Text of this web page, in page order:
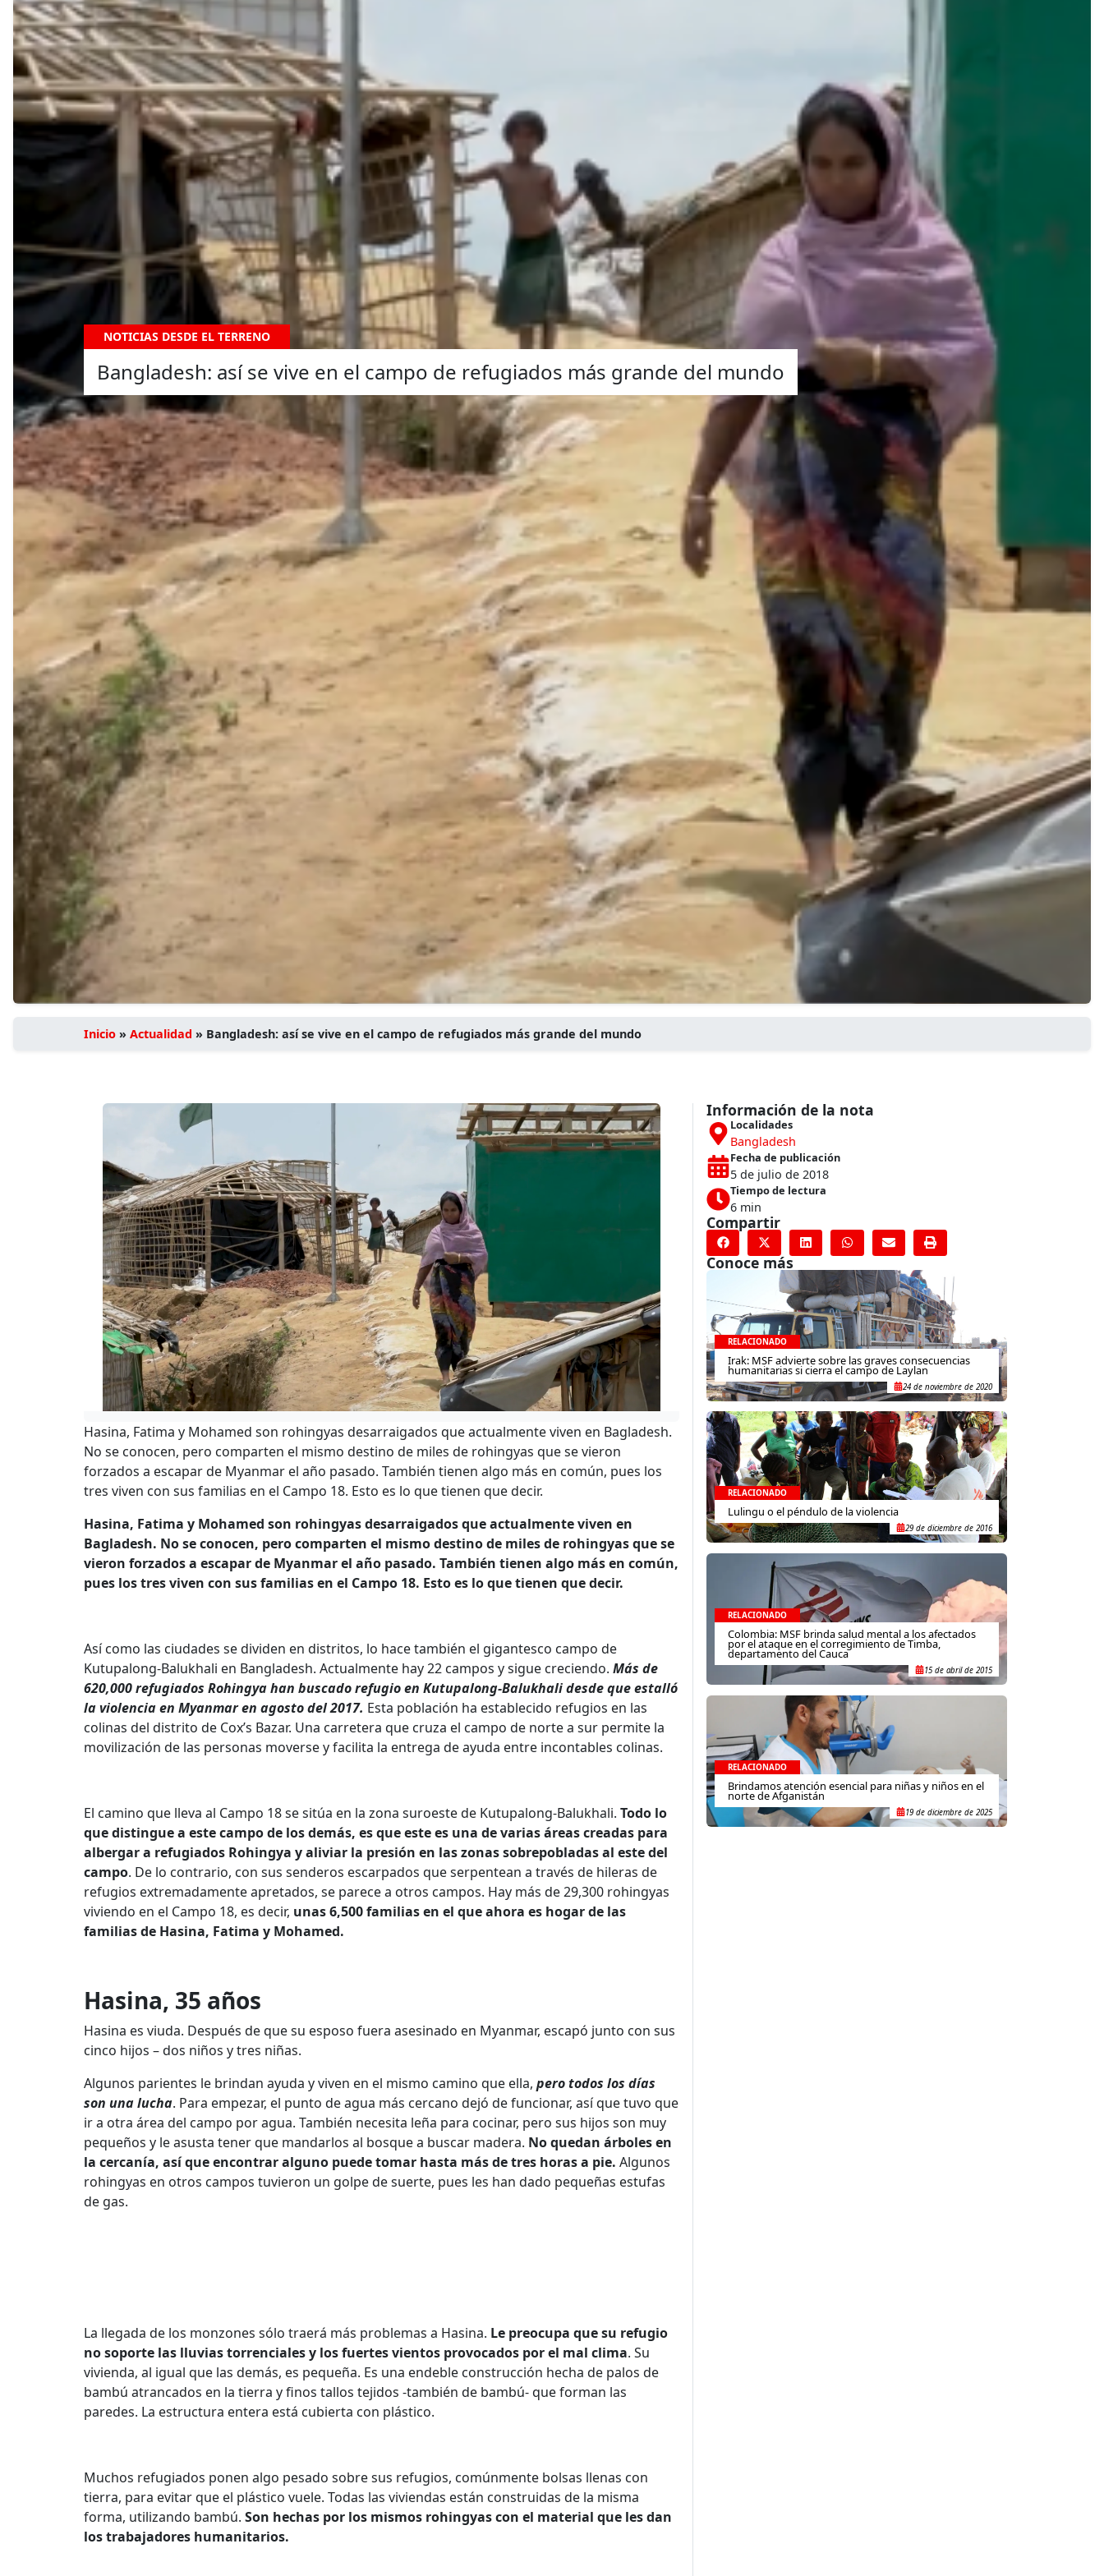
NOTICIAS DESDE EL TERRENO
Bangladesh: así se vive en el campo de refugiados más grande del mundo
Inicio » Actualidad » Bangladesh: así se vive en el campo de refugiados más grande del mundo
Hasina, Fatima y Mohamed son rohingyas desarraigados que actualmente viven en Bagladesh.
No se conocen, pero comparten el mismo destino de miles de rohingyas que se vieron
forzados a escapar de Myanmar el año pasado. También tienen algo más en común, pues los
tres viven con sus familias en el Campo 18. Esto es lo que tienen que decir.
Hasina, Fatima y Mohamed son rohingyas desarraigados que actualmente viven en
Bagladesh. No se conocen, pero comparten el mismo destino de miles de rohingyas que se
vieron forzados a escapar de Myanmar el año pasado. También tienen algo más en común,
pues los tres viven con sus familias en el Campo 18. Esto es lo que tienen que decir.
Así como las ciudades se dividen en distritos, lo hace también el gigantesco campo de
Kutupalong-Balukhali en Bangladesh. Actualmente hay 22 campos y sigue creciendo. Más de
620,000 refugiados Rohingya han buscado refugio en Kutupalong-Balukhali desde que estalló
la violencia en Myanmar en agosto del 2017. Esta población ha establecido refugios en las
colinas del distrito de Cox’s Bazar. Una carretera que cruza el campo de norte a sur permite la
movilización de las personas moverse y facilita la entrega de ayuda entre incontables colinas.
El camino que lleva al Campo 18 se sitúa en la zona suroeste de Kutupalong-Balukhali. Todo lo
que distingue a este campo de los demás, es que este es una de varias áreas creadas para
albergar a refugiados Rohingya y aliviar la presión en las zonas sobrepobladas al este del
campo. De lo contrario, con sus senderos escarpados que serpentean a través de hileras de
refugios extremadamente apretados, se parece a otros campos. Hay más de 29,300 rohingyas
viviendo en el Campo 18, es decir, unas 6,500 familias en el que ahora es hogar de las
familias de Hasina, Fatima y Mohamed.
Hasina, 35 años
Hasina es viuda. Después de que su esposo fuera asesinado en Myanmar, escapó junto con sus
cinco hijos – dos niños y tres niñas.
Algunos parientes le brindan ayuda y viven en el mismo camino que ella, pero todos los días
son una lucha. Para empezar, el punto de agua más cercano dejó de funcionar, así que tuvo que
ir a otra área del campo por agua. También necesita leña para cocinar, pero sus hijos son muy
pequeños y le asusta tener que mandarlos al bosque a buscar madera. No quedan árboles en
la cercanía, así que encontrar alguno puede tomar hasta más de tres horas a pie. Algunos
rohingyas en otros campos tuvieron un golpe de suerte, pues les han dado pequeñas estufas
de gas.
La llegada de los monzones sólo traerá más problemas a Hasina. Le preocupa que su refugio
no soporte las lluvias torrenciales y los fuertes vientos provocados por el mal clima. Su
vivienda, al igual que las demás, es pequeña. Es una endeble construcción hecha de palos de
bambú atrancados en la tierra y finos tallos tejidos -también de bambú- que forman las
paredes. La estructura entera está cubierta con plástico.
Muchos refugiados ponen algo pesado sobre sus refugios, comúnmente bolsas llenas con
tierra, para evitar que el plástico vuele. Todas las viviendas están construidas de la misma
forma, utilizando bambú. Son hechas por los mismos rohingyas con el material que les dan
los trabajadores humanitarios.
Información de la nota
Localidades
Bangladesh
Fecha de publicación
5 de julio de 2018
Tiempo de lectura
6 min
Compartir
Conoce más
RELACIONADO
Irak: MSF advierte sobre las graves consecuencias
humanitarias si cierra el campo de Laylan
24 de noviembre de 2020
RELACIONADO
Lulingu o el péndulo de la violencia
29 de diciembre de 2016
RELACIONADO
Colombia: MSF brinda salud mental a los afectados
por el ataque en el corregimiento de Timba,
departamento del Cauca
15 de abril de 2015
RELACIONADO
Brindamos atención esencial para niñas y niños en el
norte de Afganistán
19 de diciembre de 2025